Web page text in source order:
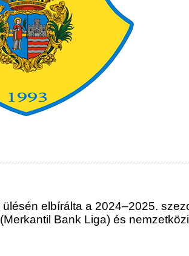
elbírálta a 2024–2025.
Bank Liga) és